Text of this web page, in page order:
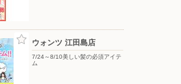
北海道産青果物拡販宣伝協議会／ホクレ
ン農業協同組合連合会（広島県）
〒000-0000
ウォンツ 江田島店
7/24～8/10美しい髪の必須アイテ
ム